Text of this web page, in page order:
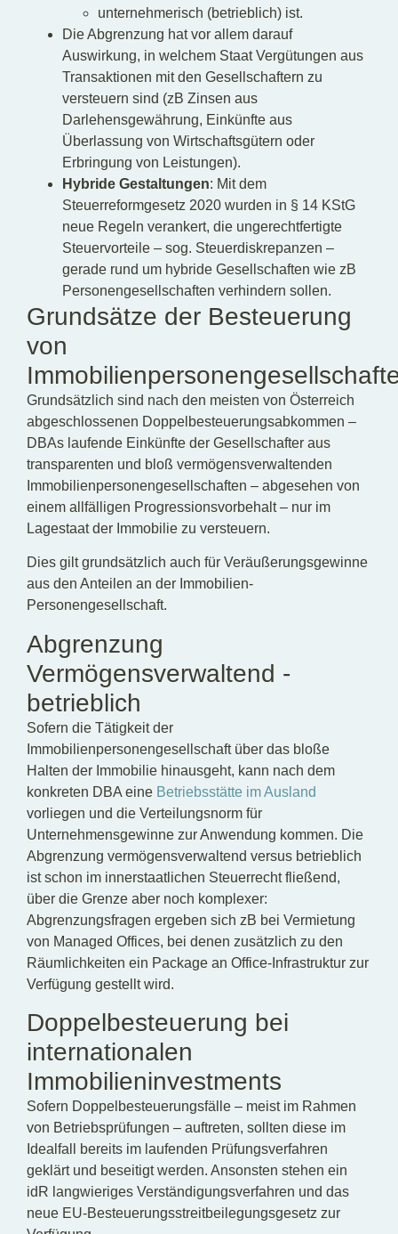
unternehmerisch (betrieblich) ist.
Die Abgrenzung hat vor allem darauf
Auswirkung, in welchem Staat Vergütungen aus
Transaktionen mit den Gesellschaftern zu
versteuern sind (zB Zinsen aus
Darlehensgewährung, Einkünfte aus
Überlassung von Wirtschaftsgütern oder
Erbringung von Leistungen).
Hybride Gestaltungen: Mit dem
Steuerreformgesetz 2020 wurden in § 14 KStG
neue Regeln verankert, die ungerechtfertigte
Steuervorteile – sog. Steuerdiskrepanzen –
gerade rund um hybride Gesellschaften wie zB
Personengesellschaften verhindern sollen.
Grundsätze der Besteuerung
von
Grundsätzlich sind nach den meisten von Österreich
abgeschlossenen Doppelbesteuerungsabkommen –
DBAs laufende Einkünfte der Gesellschafter aus
transparenten und bloß vermögensverwaltenden
Immobilienpersonengesellschaften – abgesehen von
einem allfälligen Progressionsvorbehalt – nur im
Lagestaat der Immobilie zu versteuern.
Dies gilt grundsätzlich auch für Veräußerungsgewinne
aus den Anteilen an der Immobilien-
Personengesellschaft.
Abgrenzung
Vermögensverwaltend -
betrieblich
Sofern die Tätigkeit der
Immobilienpersonengesellschaft über das bloße
Halten der Immobilie hinausgeht, kann nach dem
konkreten DBA eine Betriebsstätte im Ausland
vorliegen und die Verteilungsnorm für
Unternehmensgewinne zur Anwendung kommen. Die
Abgrenzung vermögensverwaltend versus betrieblich
ist schon im innerstaatlichen Steuerrecht fließend,
über die Grenze aber noch komplexer:
Abgrenzungsfragen ergeben sich zB bei Vermietung
von Managed Offices, bei denen zusätzlich zu den
Räumlichkeiten ein Package an Office-Infrastruktur zur
Verfügung gestellt wird.
Doppelbesteuerung bei
internationalen
Immobilieninvestments
Sofern Doppelbesteuerungsfälle – meist im Rahmen
von Betriebsprüfungen – auftreten, sollten diese im
Idealfall bereits im laufenden Prüfungsverfahren
geklärt und beseitigt werden. Ansonsten stehen ein
idR langwieriges Verständigungsverfahren und das
neue EU-Besteuerungsstreitbeilegungsgesetz zur